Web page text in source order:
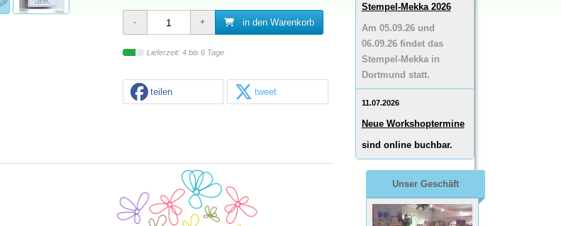
in den Warenkorb
Lieferzeit: 4 bis 6 Tage
teilen tweet
Stempel-Mekka 2026
Am 05.09.26 und
06.09.26 findet das
Stempel-Mekka in
Dortmund statt.
11.07.2026
Neue Workshoptermine
sind online buchbar.
Unser Geschäft